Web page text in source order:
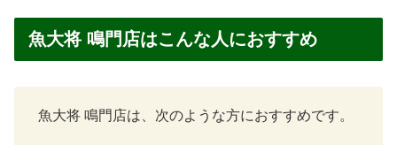
魚大将 鳴門店はこんな人におすすめ
魚大将 鳴門店は、次のような方におすすめです。